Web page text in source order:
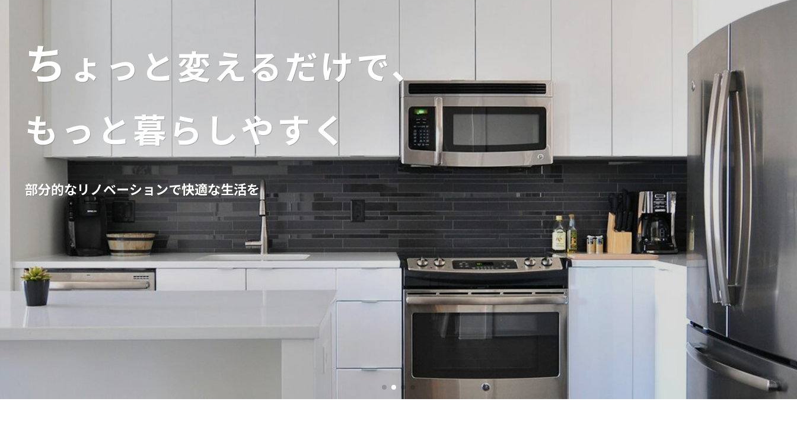
ち ょっと変えるだけで、
もっと暮らしやすく
部分的なリノベーションで快適な生活を
ち ょっと変えるだけで、
もっと暮らしやすく
部分的なリノベーションで快適な生活を
ち ょっと変えるだけで、
もっと暮らしやすく
部分的なリノベーションで快適な生活を
ち ょっと変えるだけで、
もっと暮らしやすく
部分的なリノベーションで快適な生活を
ち ょっと変えるだけで、
もっと暮らしやすく
部分的なリノベーションで快適な生活を
ち ょっと変えるだけで、
もっと暮らしやすく
部分的なリノベーションで快適な生活を